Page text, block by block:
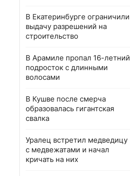
В Екатеринбурге ограничили
выдачу разрешений на
строительство
В Арамиле пропал 16-летний
подросток с длинными
волосами
В Кушве после смерча
образовалась гигантская
свалка
Уралец встретил медведицу
с медвежатами и начал
кричать на них